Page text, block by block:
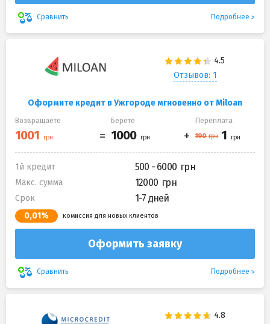
Сравнить Подробнее
Отзывов: 1
Оформите кредит в Ужгороде мгновенно от Miloan
Возвращаете Берете Переплата
1й кредит 500 - 6000
Макс. сумма 12000
Срок 1-7 дней
0,01% комиссия для новых клиентов
Оформить заявку
Сравнить Подробнее